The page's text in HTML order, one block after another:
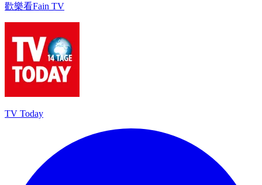
歡樂看Fain TV
TV Today